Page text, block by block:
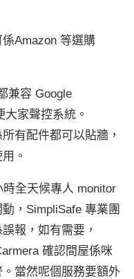
Amazon 等選購
兼容 Google
家聲控系統。
有配件都可以貼牆，
。
全天候專人 monitor
，SimpliSafe 專業團
報，如有需要，
確認間屋係咪
當然呢個服務要額外